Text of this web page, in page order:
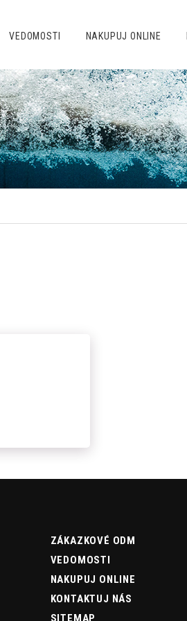
VEDOMOSTI NAKUPUJ ONLINE
ZÁKAZKOVÉ ODM
VEDOMOSTI
NAKUPUJ ONLINE
KONTAKTUJ NÁS
SITEMAP